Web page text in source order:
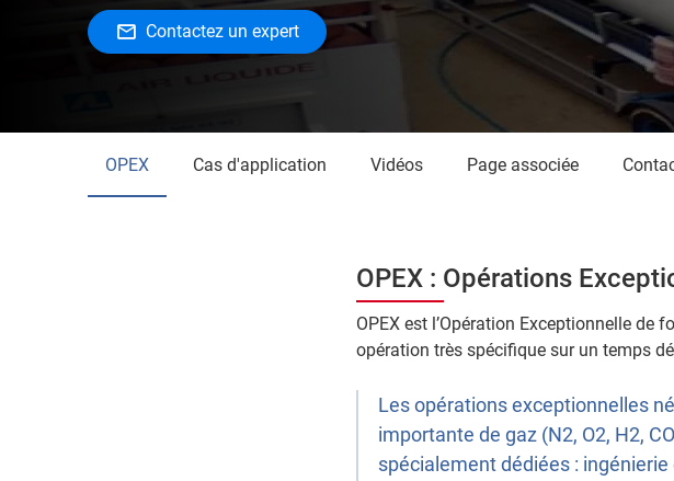
Contactez un expert
OPEX Cas d'application Vidéos Page associée
OPEX : Opérations
OPEX est l’Opération Exceptionnelle de
opération très spécifique sur un temps
Les opérations exceptionnelles
importante de gaz (N2, O2, H2,
spécialement dédiées :